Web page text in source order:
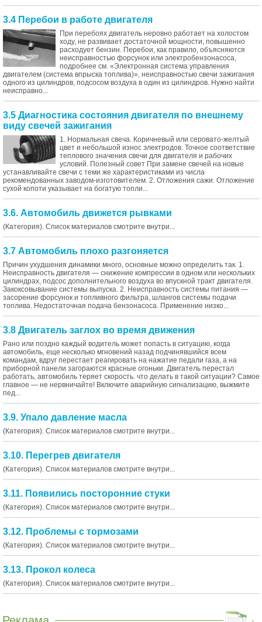
3.4 Перебои в работе двигателя
При перебоях двигатель неровно работает на холостом
ходу, не развивает достаточной мощности, повышенно
расходует бензин. Перебои, как правило, объясняются
неисправностью форсунок или электробензонасоса,
подробнее см. «Электронная система управления
двигателем (система впрыска топлива)», неисправностью свечи зажигания
одного из цилиндров, подсосом воздуха в один из цилиндров. Нужно найти
неисправно...
3.5 Диагностика состояния двигателя по внешнему
виду свечей зажигания
1. Нормальная свеча. Коричневый или серовато-желтый
цвет и небольшой износ электродов. Точное соответствие
теплового значения свечи для двигателя и рабочих
условий. Полезный совет При замене свечей на новые
устанавливайте свечи с теми же характеристиками из числа
рекомендованных заводом-изготовителем. 2. Отложения сажи. Отложение
сухой копоти указывает на богатую топли...
3.6. Автомобиль движется рывками
(Категория). Список материалов смотрите внутри...
3.7 Автомобиль плохо разгоняется
Причин ухудшения динамики много, основные можно определить так. 1.
Неисправность двигателя — снижение компрессии в одном или нескольких
цилиндрах, подсос дополнительного воздуха во впускной тракт двигателя.
Закоксовывание системы выпуска. 2. Неисправность системы питания —
засорение форсунок и топливного фильтра, шлангов системы подачи
топлива. Недостаточная подача бензонасоса. Применение низко...
3.8 Двигатель заглох во время движения
Рано или поздно каждый водитель может попасть в ситуацию, когда
автомобиль, еще несколько мгновений назад подчинявшийся всем
командам, вдруг перестает реагировать на нажатие педали газа, а на
приборной панели загораются красные огоньки. Двигатель перестал
работать, автомобиль теряет скорость. что делать в такой ситуации? Самое
главное — не нервничайте! Включите аварийную сигнализацию, выжмите
пед...
3.9. Упало давление масла
(Категория). Список материалов смотрите внутри...
3.10. Перегрев двигателя
(Категория). Список материалов смотрите внутри...
3.11. Появились посторонние стуки
(Категория). Список материалов смотрите внутри...
3.12. Проблемы с тормозами
(Категория). Список материалов смотрите внутри...
3.13. Прокол колеса
(Категория). Список материалов смотрите внутри...